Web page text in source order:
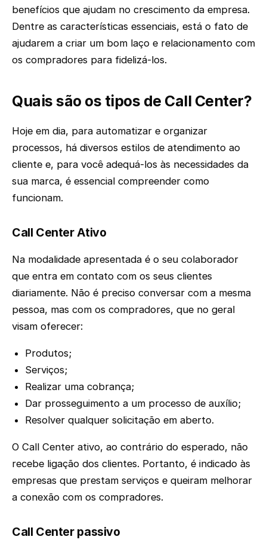
benefícios que ajudam no crescimento da empresa.
Dentre as características essenciais, está o fato de
ajudarem a criar um bom laço e relacionamento com
os compradores para fidelizá-los.
Quais são os tipos de Call Center?
Hoje em dia, para automatizar e organizar
processos, há diversos estilos de atendimento ao
cliente e, para você adequá-los às necessidades da
sua marca, é essencial compreender como
funcionam.
Call Center Ativo
Na modalidade apresentada é o seu colaborador
que entra em contato com os seus clientes
diariamente. Não é preciso conversar com a mesma
pessoa, mas com os compradores, que no geral
visam oferecer:
Produtos;
Serviços;
Realizar uma cobrança;
Dar prosseguimento a um processo de auxílio;
Resolver qualquer solicitação em aberto.
O Call Center ativo, ao contrário do esperado, não
recebe ligação dos clientes. Portanto, é indicado às
empresas que prestam serviços e queiram melhorar
a conexão com os compradores.
Call Center passivo